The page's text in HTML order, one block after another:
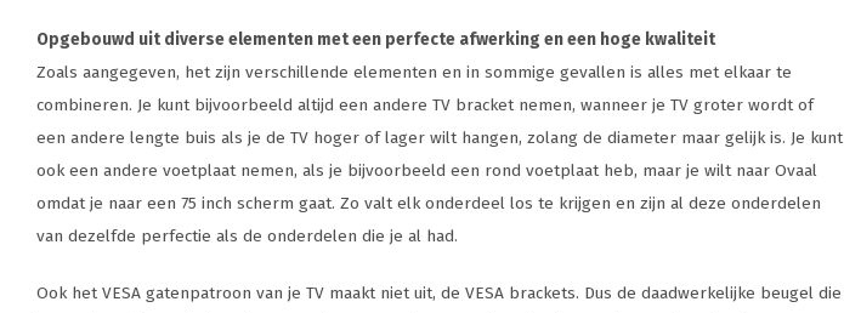
Opgebouwd uit diverse elementen met een perfecte afwerking en een hoge kwaliteit
Zoals aangegeven, het zijn verschillende elementen en in sommige gevallen is alles met elkaar te
combineren. Je kunt bijvoorbeeld altijd een andere TV bracket nemen, wanneer je TV groter wordt of
een andere lengte buis als je de TV hoger of lager wilt hangen, zolang de diameter maar gelijk is. Je kunt
ook een andere voetplaat nemen, als je bijvoorbeeld een rond voetplaat heb, maar je wilt naar Ovaal
omdat je naar een 75 inch scherm gaat. Zo valt elk onderdeel los te krijgen en zijn al deze onderdelen
van dezelfde perfectie als de onderdelen die je al had.
Ook het VESA gatenpatroon van je TV maakt niet uit, de VESA brackets. Dus de daadwerkelijke beugel die